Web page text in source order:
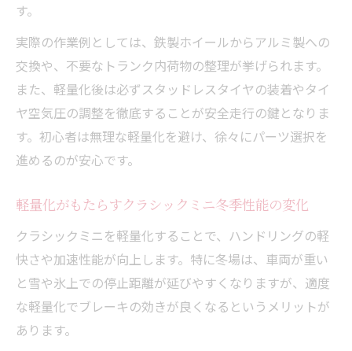
適応例
クラシックミニの軽量化と走りの変化を体
感する方法
雪道でも安心なクラシックミニの工夫
クラシックミニ雪道対策と軽量化の実用的
な工夫
クラシックミニで雪道を走るための軽量化
ポイント
軽量化クラシックミニの雪道に強い装備選
び
雪道走行時のクラシックミニ安全性向上策
す。
実際の作業例としては、鉄製ホイールからアルミ製への
交換や、不要なトランク内荷物の整理が挙げられます。
また、軽量化後は必ずスタッドレスタイヤの装着やタイ
ヤ空気圧の調整を徹底することが安全走行の鍵となりま
す。初心者は無理な軽量化を避け、徐々にパーツ選択を
進めるのが安心です。
軽量化がもたらすクラシックミニ冬季性能の変化
クラシックミニを軽量化することで、ハンドリングの軽
快さや加速性能が向上します。特に冬場は、車両が重い
と雪や氷上での停止距離が延びやすくなりますが、適度
な軽量化でブレーキの効きが良くなるというメリットが
あります。